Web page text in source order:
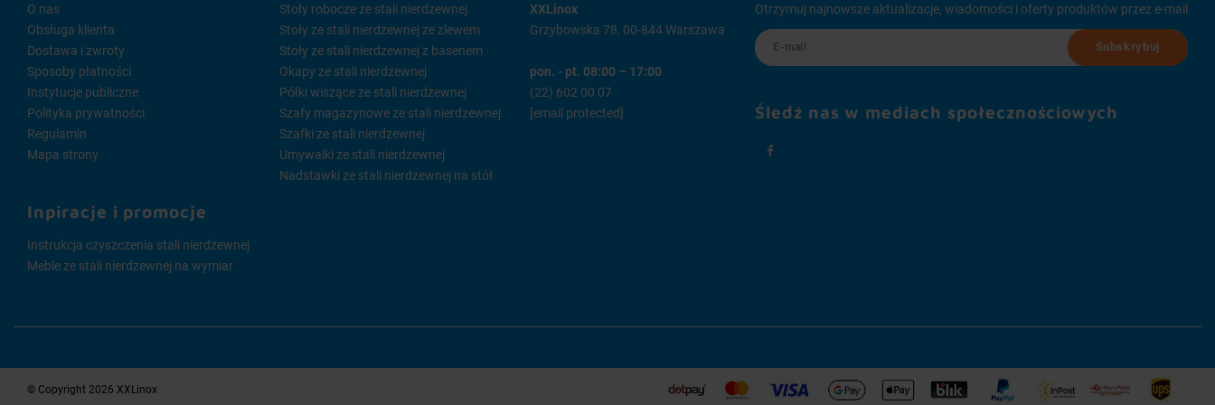
O nas
Obsługa klienta
Dostawa i zwroty
Sposoby płatności
Instytucje publiczne
Polityka prywatności
Regulamin
Mapa strony
Inpiracje i promocje
Instrukcja czyszczenia stali nierdzewnej
Meble ze stali nierdzewnej na wymiar
Stoły robocze ze stali nierdzewnej
Stoły ze stali nierdzewnej ze zlewem
Stoły ze stali nierdzewnej z basenem
Okapy ze stali nierdzewnej
Półki wiszące ze stali nierdzewnej
Szafy magazynowe ze stali nierdzewnej
Szafki ze stali nierdzewnej
Umywalki ze stali nierdzewnej
Nadstawki ze stali nierdzewnej na stół
XXLinox
Grzybowska 78, 00-844 Warszawa
pon. - pt. 08:00 – 17:00
(22) 602 00 07
[email protected]
Otrzymuj najnowsze aktualizacje, wiadomości i oferty produktów przez e-mail
Subskrybuj
Śledź nas w mediach społecznościowych
© Copyright 2026 XXLinox